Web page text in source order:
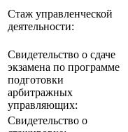
Стаж управленческой
деятельности:
Свидетельство о сдаче
экзамена по программе
подготовки
арбитражных
управляющих:
Свидетельство о